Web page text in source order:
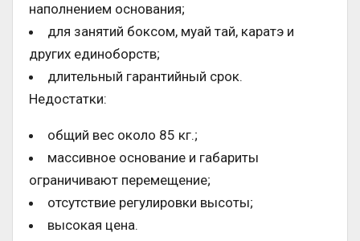
наполнением основания;
для занятий боксом, муай тай, каратэ и
других единоборств;
длительный гарантийный срок.
Недостатки:
общий вес около 85 кг.;
массивное основание и габариты
ограничивают перемещение;
отсутствие регулировки высоты;
высокая цена.